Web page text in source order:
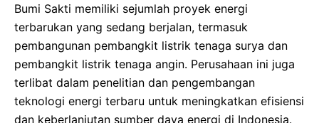
Bumi Sakti memiliki sejumlah proyek energi
terbarukan yang sedang berjalan, termasuk
pembangunan pembangkit listrik tenaga surya dan
pembangkit listrik tenaga angin. Perusahaan ini juga
terlibat dalam penelitian dan pengembangan
teknologi energi terbaru untuk meningkatkan efisiensi
dan keberlanjutan sumber daya energi di Indonesia.